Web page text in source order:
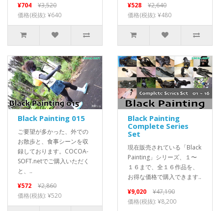
¥704
¥3,520
価格(税抜): ¥640
¥528
¥2,640
価格(税抜): ¥480
Black Painting 015
ご要望が多かった、外での
お散歩と、食事シーンを収
録しております。COCOA-
SOFT.netでご購入いただく
と、..
¥572
¥2,860
価格(税抜): ¥520
Black Painting
Complete Series
Set
現在販売されている「Black
Painting」シリーズ、１〜
１６まで、全１６作品を、
お得な価格で購入できます..
¥9,020
¥47,190
価格(税抜): ¥8,200